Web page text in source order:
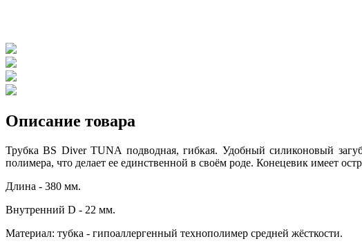
Описание товара
Трубка BS Diver TUNA подводная, гибкая. Удобный силиконовый
полимера, что делает ее единственной в своём роде. Конецевик имеет
Длина - 380 мм.
Внутренний D - 22 мм.
Материал: тубка - гипоаллергенный технополимер средней жёсткости.